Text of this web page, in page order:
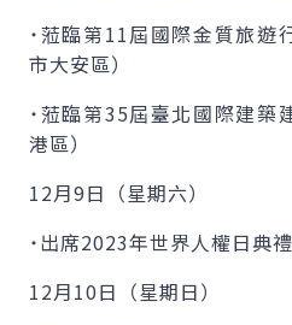
˙蒞臨第11屆國際金質旅遊
市大安區）
˙蒞臨第35屆臺北國際建築
港區）
12月9日（星期六）
˙出席2023年世界人權日典
12月10日（星期日）